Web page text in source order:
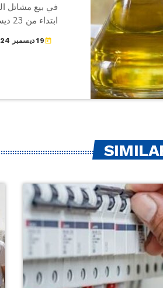
في بيع مشاتل
ابتداء من 23 ديسمبر وفقا للشروط التالية:
today19 ديسمبر 2024